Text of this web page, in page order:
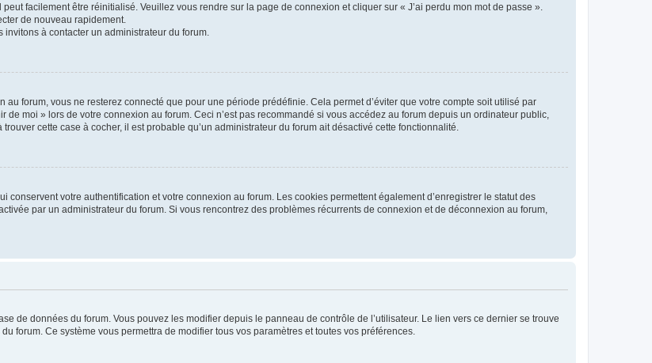
facilement être réinitialisé. Veuillez vous rendre sur la page de connexion et cliquer sur « J’ai perdu mon mot de passe ».
de nouveau rapidement.
à contacter un administrateur du forum.
forum, vous ne resterez connecté que pour une période prédéfinie. Cela permet d’éviter que votre compte soit utilisé par
de moi » lors de votre connexion au forum. Ceci n’est pas recommandé si vous accédez au forum depuis un ordinateur public,
cette case à cocher, il est probable qu’un administrateur du forum ait désactivé cette fonctionnalité.
conservent votre authentification et votre connexion au forum. Les cookies permettent également d’enregistrer le statut des
par un administrateur du forum. Si vous rencontrez des problèmes récurrents de connexion et de déconnexion au forum,
de données du forum. Vous pouvez les modifier depuis le panneau de contrôle de l’utilisateur. Le lien vers ce dernier se trouve
forum. Ce système vous permettra de modifier tous vos paramètres et toutes vos préférences.